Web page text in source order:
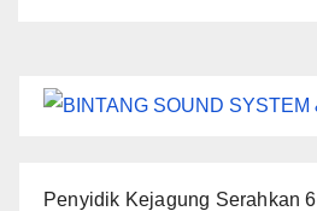
Penyidik Kejagung Serahkan